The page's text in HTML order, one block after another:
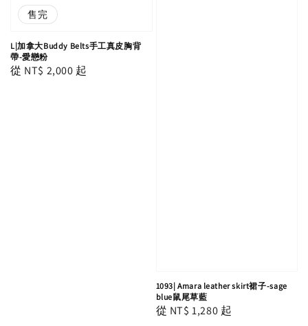
售完
L|加拿大Buddy Belts手工真皮胸背
帶-愛戀粉
Regular
從 NT$ 2,000 起
1093| Amara leather skirt裙子-sage
blue鼠尾草藍
Regular
從 NT$ 1,280 起